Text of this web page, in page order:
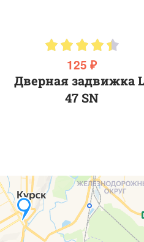
125 ₽
Дверная задвижка
47 SN